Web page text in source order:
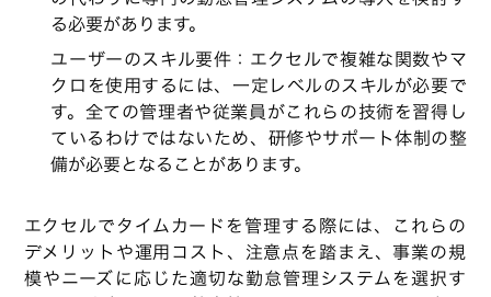
る必要があります。
ユーザーのスキル要件：エクセルで複雑な関数やマ
クロを使用するには、一定レベルのスキルが必要で
す。全ての管理者や従業員がこれらの技術を習得し
ているわけではないため、研修やサポート体制の整
備が必要となることがあります。
エクセルでタイムカードを管理する際には、これらの
デメリットや運用コスト、注意点を踏まえ、事業の規
模やニーズに応じた適切な勤怠管理システムを選択す